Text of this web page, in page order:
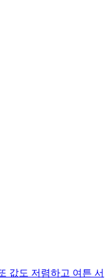
값도 저렴하고 여튼 서